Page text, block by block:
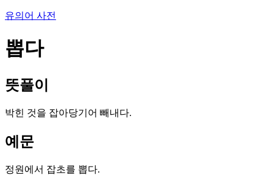
유의어 사전
뽑다
뜻풀이
박힌 것을 잡아당기어 빼내다.
예문
정원에서 잡초를 뽑다.